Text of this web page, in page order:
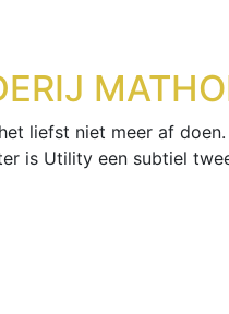
liefst niet meer af
is Utility een subtiel